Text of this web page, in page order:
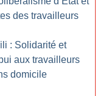
des travailleurs
: Solidarité et
aux travailleurs
domicile